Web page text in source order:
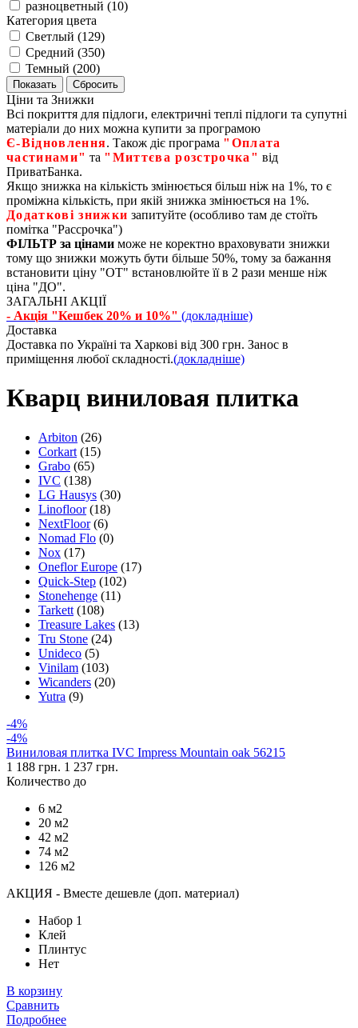
разноцветный (10)
Категория цвета
Светлый (129)
Средний (350)
Темный (200)
Ціни та Знижки
Всі покриття для підлоги, електричні теплі підлоги та супутні
матеріали до них можна купити за програмою
Є‑Відновлення. Також діє програма "Оплата
частинами" та "Миттєва розстрочка" від
ПриватБанка.
Якщо знижка на кількість змінюється більш ніж на 1%, то є
проміжна кількість, при якій знижка змінюється на 1%.
Додаткові знижки запитуйте (особливо там де стоїть
помітка "Рассрочка")
ФІЛЬТР за цінами може не коректно враховувати знижки
тому що знижки можуть бути більше 50%, тому за бажання
встановити ціну "ОТ" встановлюйте її в 2 рази менше ніж
ціна "ДО".
ЗАГАЛЬНІ АКЦІЇ
- Акція "Кешбек 20% и 10%" (докладніше)
Доставка
Доставка по Україні та Харкові від 300 грн. Занос в
приміщення любої складності.(докладніше)
Кварц виниловая плитка
Arbiton (26)
Corkart (15)
Grabo (65)
IVC (138)
LG Hausys (30)
Linofloor (18)
NextFloor (6)
Nomad Flo (0)
Nox (17)
Oneflor Europe (17)
Quick-Step (102)
Stonehenge (11)
Tarkett (108)
Treasure Lakes (13)
Tru Stone (24)
Unideco (5)
Vinilam (103)
Wicanders (20)
Yutra (9)
-4%
-4%
Виниловая плитка IVC Impress Mountain oak 56215
1 188 грн. 1 237 грн.
Количество до
6 м2
20 м2
42 м2
74 м2
126 м2
АКЦИЯ - Вместе дешевле (доп. материал)
Набор 1
Клей
Плинтус
Нет
В корзину
Сравнить
Подробнее